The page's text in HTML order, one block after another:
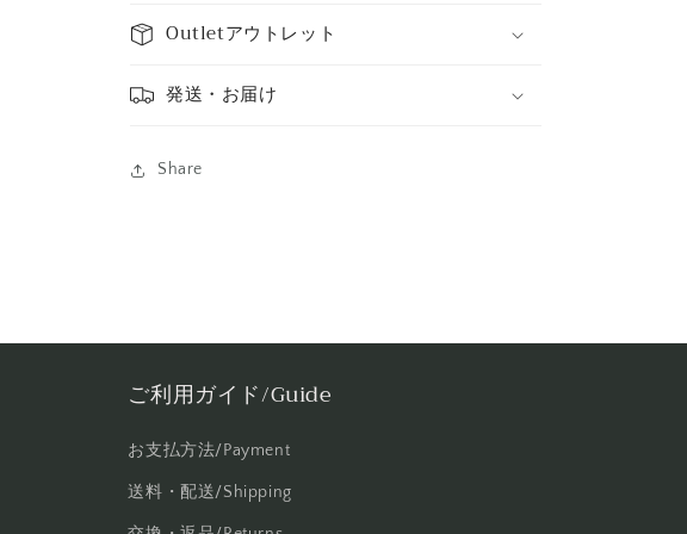
Outletアウトレット
発送・お届け
Share
ご利用ガイド/Guide
お支払方法/Payment
送料・配送/Shipping